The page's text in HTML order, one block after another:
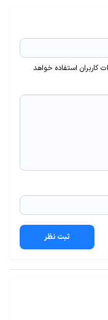
کاربران استفاده خواهد
ثبت نظر